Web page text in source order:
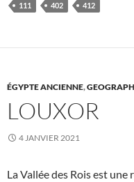
111 402 412
ÉGYPTE ANCIENNE,
LOUXOR
4 JANVIER 2021
La Vallée des Rois est une